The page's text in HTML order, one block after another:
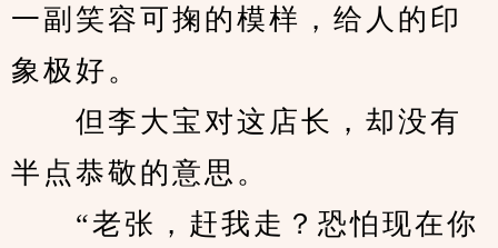
一副笑容可掬的模样，给人的印
象极好。
但李大宝对这店长，却没有
半点恭敬的意思。
“老张，赶我走？恐怕现在你